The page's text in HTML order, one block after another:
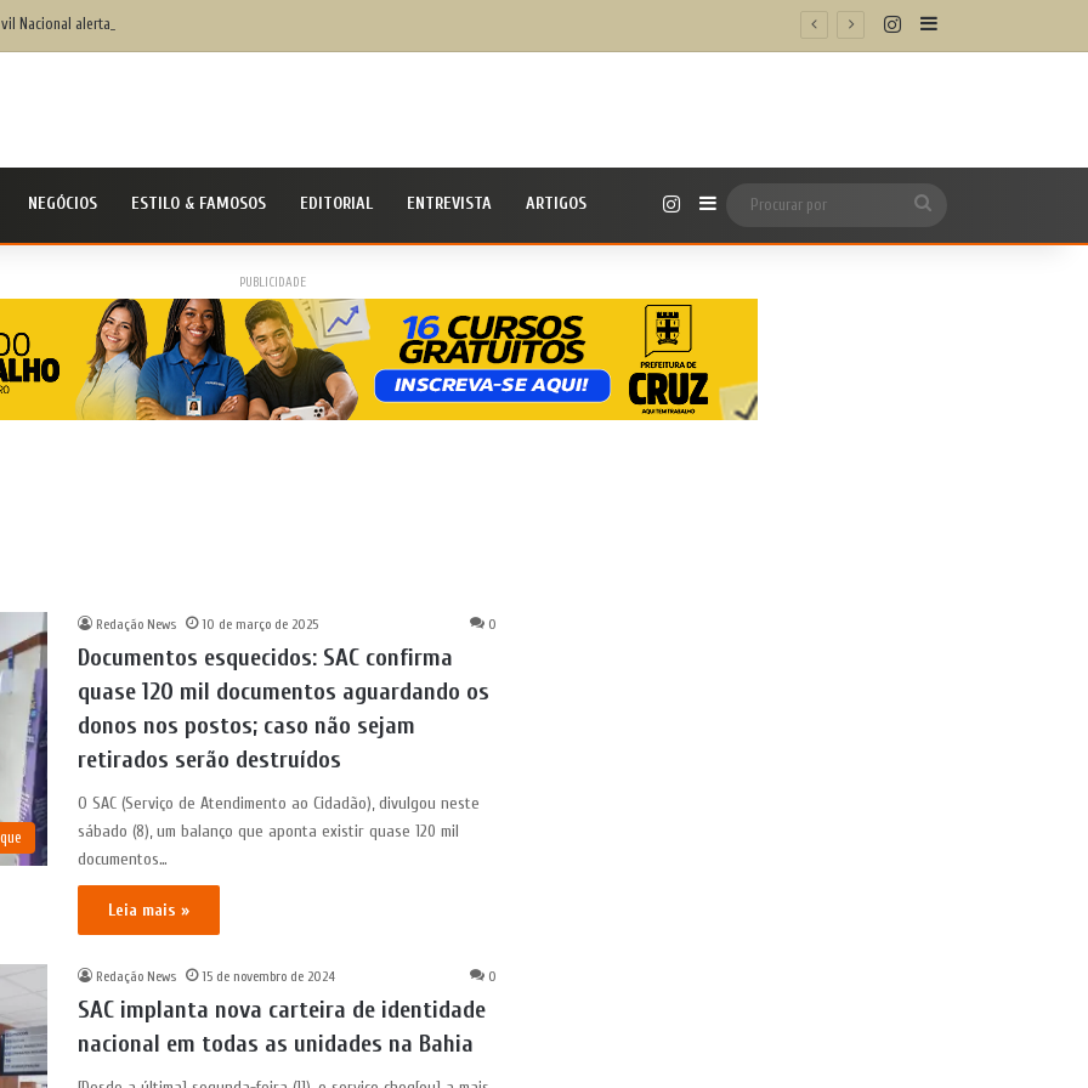
Nacional alerta população para chegada do ciclone bomba ‘ventos superiores a 100 km/h’ InstagramBarra Lateral
NEGÓCIOS ESTILO & FAMOSOS EDITORIAL ENTREVISTA ARTIGOS InstagramBarra Lateral
por
PUBLICIDADE
Redação News 10 de março de 2025 0
Documentos esquecidos: SAC confirma
quase 120 mil documentos aguardando os
donos nos postos; caso não sejam
retirados serão destruídos
O SAC (Serviço de Atendimento ao Cidadão), divulgou neste
sábado (8), um balanço que aponta existir quase 120 mil
documentos…
Leia mais »
Redação News 15 de novembro de 2024 0
SAC implanta nova carteira de identidade
nacional em todas as unidades na Bahia